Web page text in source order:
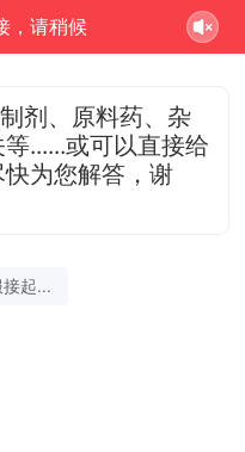
，请稍候
剂、原料药、杂
......或可以直接给
为您解答，谢
起...